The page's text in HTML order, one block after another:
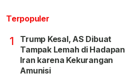
Terpopuler
1
Trump Kesal, AS Dibuat
Tampak Lemah di Hadapan
Iran karena Kekurangan
Amunisi